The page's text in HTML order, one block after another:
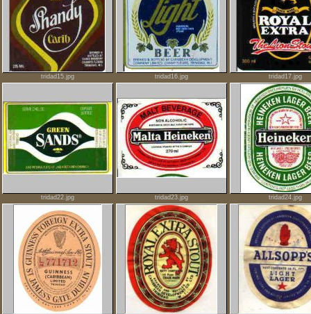
tridad15.jpg tridad16.jpg tridad17.jpg
tridad22.jpg tridad23.jpg tridad24.jpg